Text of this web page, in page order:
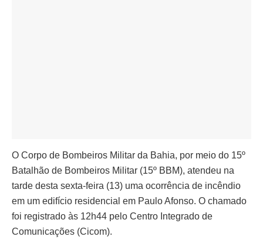
O Corpo de Bombeiros Militar da Bahia, por meio do 15º
Batalhão de Bombeiros Militar (15º BBM), atendeu na
tarde desta sexta-feira (13) uma ocorrência de incêndio
em um edifício residencial em Paulo Afonso. O chamado
foi registrado às 12h44 pelo Centro Integrado de
Comunicações (Cicom).